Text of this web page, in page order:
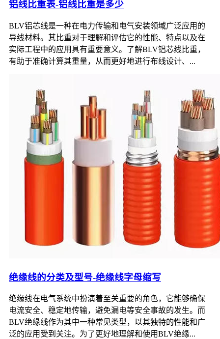
铝线比重表-铝线比重是多少
BLV铝芯线是一种在电力传输和电气安装领域广泛应用的
导线材料。其比重对于理解和评估它的性能、特点以及在
实际工程中的应用具有重要意义。了解BLV铝芯线比重，
有助于准确计算其重量，从而更好地进行布线设计、...
绝缘线的分类及型号-绝缘线字母缩写
绝缘线在电气系统中扮演着至关重要的角色，它能够确保
电流安全、稳定地传输，避免漏电等安全事故的发生。而
BLV绝缘线作为其中一种常见类型，以其独特的性能和广
泛的应用受到关注。为了更好地理解和使用BLV绝缘...